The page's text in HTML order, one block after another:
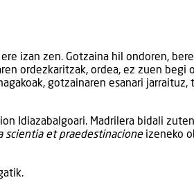
izan zen. Gotzaina hil ondoren, bere
ordezkaritzak, ordea, ez zuen begi
gotzainaren esanari jarraituz,
Idiazabalgoari. Madrilera bidali
scientia et praedestinacioneizeneko